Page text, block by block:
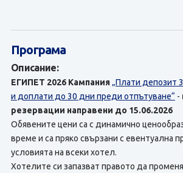
Програма
Описание:
ЕГИПЕТ 2026 Кампания „Плати депозит
и доплати до 30 дни преди отпътуване“ -
резервации направени до 15.06.2026
Обявените цени са с динамично
време и са пряко свързани с евентуална
условията на всеки хотел.
Хотелите си запазват правото да